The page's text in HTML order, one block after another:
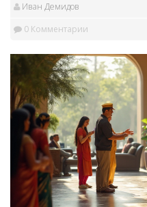
Иван Демидов
0 Комментарии